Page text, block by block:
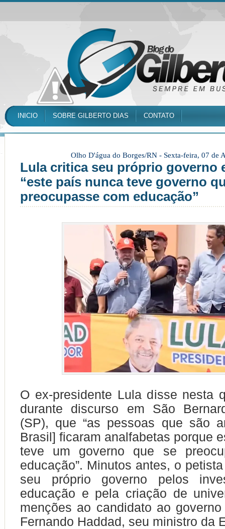
INICIO SOBRE GILBERTO DIAS CONTATO
Olho D'água do Borges/RN - Sexta-feira, 07 de
Lula critica seu próprio governo
“este país nunca teve governo
preocupasse com educação”
O ex-presidente Lula disse nesta
durante discurso em São
(SP), que “as pessoas que são
Brasil] ficaram analfabetas porque
teve um governo que se
educação”. Minutos antes, o
seu próprio governo pelos
educação e pela criação de
menções ao candidato ao
Fernando Haddad, seu ministro da